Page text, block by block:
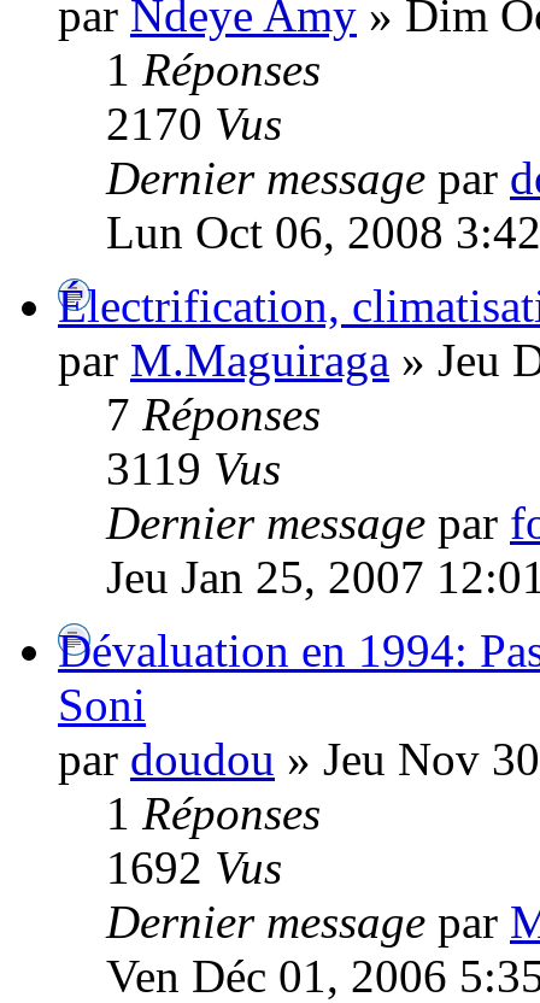
par Ndeye Amy » Dim
1 Réponses
2170 Vus
Dernier message par
Lun Oct 06, 2008
Électrification,
par M.Maguiraga » Jeu
7 Réponses
3119 Vus
Dernier message par
Jeu Jan 25, 2007
Dévaluation en 1994:
Soni
par doudou » Jeu Nov
1 Réponses
1692 Vus
Dernier message par
Ven Déc 01, 2006